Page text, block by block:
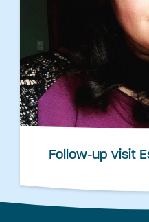
Follow-up visit